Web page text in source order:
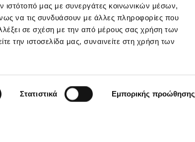
ιστότοπό μας με συνεργάτες κοινωνικών μέσων,
να τις συνδυάσουν με άλλες πληροφορίες που
σε σχέση με την από μέρους σας χρήση των
την ιστοσελίδα μας, συναινείτε στη χρήση των
Στατιστικά Εμπορικής προώθησης